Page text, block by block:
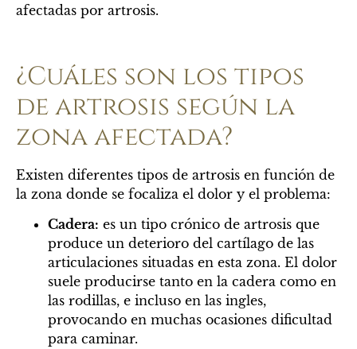
afectadas por artrosis.
¿Cuáles son los tipos
de artrosis según la
zona afectada?
Existen diferentes tipos de artrosis en función de
la zona donde se focaliza el dolor y el problema:
Cadera: es un tipo crónico de artrosis que
produce un deterioro del cartílago de las
articulaciones situadas en esta zona. El dolor
suele producirse tanto en la cadera como en
las rodillas, e incluso en las ingles,
provocando en muchas ocasiones dificultad
para caminar.